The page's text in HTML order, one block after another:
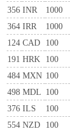
356 INR 1000
364 IRR 1000
124 CAD 100
191 HRK 100
484 MXN 100
498 MDL 100
376 ILS 100
554 NZD 100